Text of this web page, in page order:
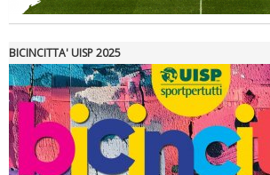
La formazione Uisp rallenta ma prosegue
BICINCITTA' UISP 2025